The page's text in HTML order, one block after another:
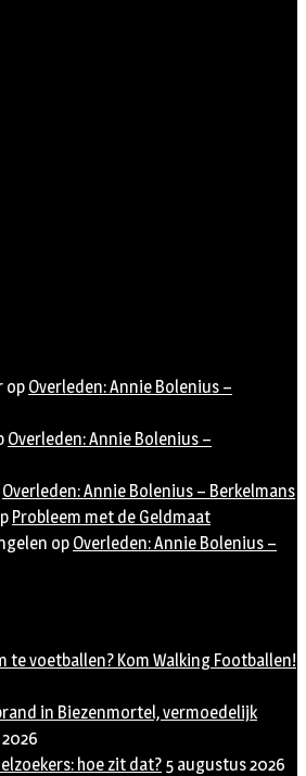
op Overleden: Annie Bolenius –
Overleden: Annie Bolenius –
Overleden: Annie Bolenius – Berkelmans
Probleem met de Geldmaat
op Overleden: Annie Bolenius –
te voetballen? Kom Walking Footballen!
in Biezenmortel, vermoedelijk
hoe zit dat? 5 augustus 2026